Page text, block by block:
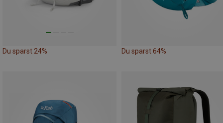
Du sparst 24% Du sparst 64%